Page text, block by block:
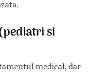
si
medical, dar